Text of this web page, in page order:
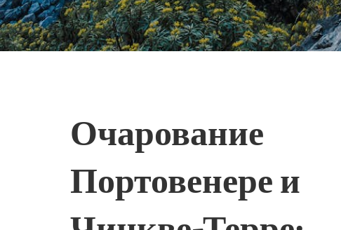
Очарование
Портовенере и